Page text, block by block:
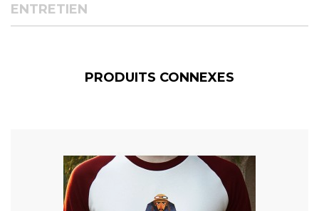
ENTRETIEN
PRODUITS CONNEXES